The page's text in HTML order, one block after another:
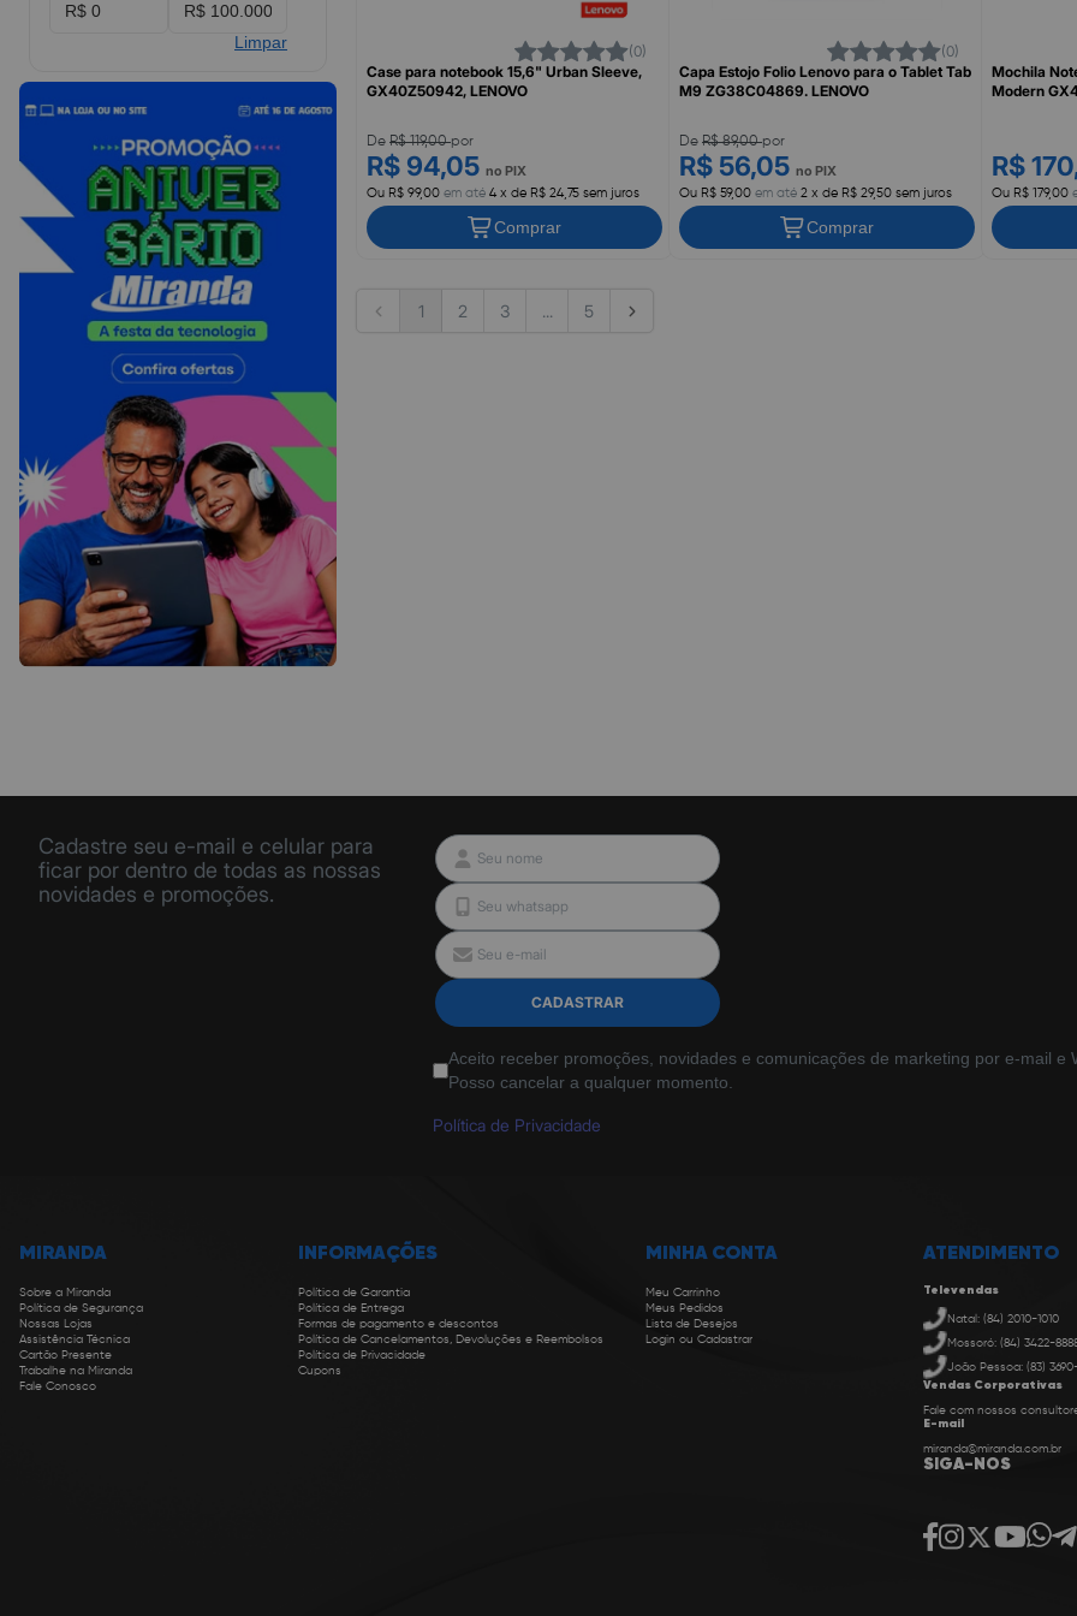
Limpar
(0)
Case para notebook 15,6" Urban Sleeve,
GX40Z50942, LENOVO
De R$ 119,00por
R$ 94,05 no PIX
Ou R$ 99,00 em até 4 x de R$ 24,75 sem juros
Comprar
(0)
Capa Estojo Folio Lenovo para o Tablet Tab
M9 ZG38C04869. LENOVO
De R$ 89,00por
R$ 56,05 no PIX
Ou R$ 59,00 em até 2 x de R$ 29,50 sem juros
Comprar
Mochila
Modern
R$
Ou R$ 179,00
1 2 3 ... 5
Cadastre seu e-mail e celular para
ficar por dentro de todas as nossas
novidades e promoções.
CADASTRAR
Aceito receber promoções, novidades e comunicações de marketing por e-mail e
Posso cancelar a qualquer momento.
Política de Privacidade
MIRANDA
Sobre a Miranda
Política de Segurança
Nossas Lojas
Assistência Técnica
Cartão Presente
Trabalhe na Miranda
Fale Conosco
INFORMAÇÕES
Política de Garantia
Política de Entrega
Formas de pagamento e descontos
Política de Cancelamentos, Devoluções e Reembolsos
Política de Privacidade
Cupons
MINHA CONTA
Meu Carrinho
Meus Pedidos
Lista de Desejos
Login ou Cadastrar
ATENDIMENTO
Televendas
Natal: (84) 2010-1010
Mossoró: (84) 3422-
João Pessoa: (83) 3690-
Vendas Corporativas
Fale com nossos
E-mail
miranda@miranda.com.br
SIGA-NOS